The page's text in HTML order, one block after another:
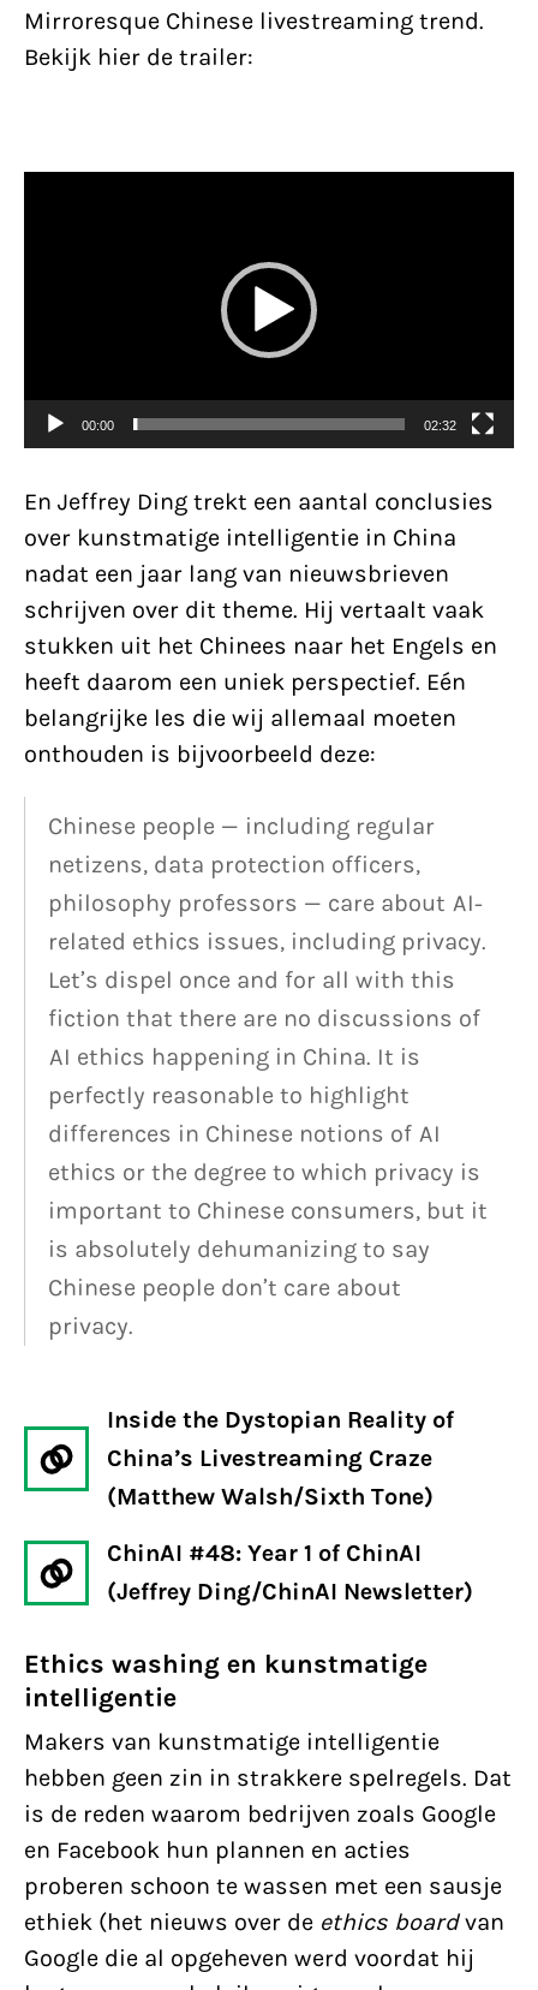
Mirroresque Chinese livestreaming trend.
Bekijk hier de trailer:
00:00 02:32
En Jeffrey Ding trekt een aantal conclusies
over kunstmatige intelligentie in China
nadat een jaar lang van nieuwsbrieven
schrijven over dit theme. Hij vertaalt vaak
stukken uit het Chinees naar het Engels en
heeft daarom een uniek perspectief. Eén
belangrijke les die wij allemaal moeten
onthouden is bijvoorbeeld deze:
Chinese people — including regular
netizens, data protection officers,
philosophy professors — care about AI-
related ethics issues, including privacy.
Let’s dispel once and for all with this
fiction that there are no discussions of
AI ethics happening in China. It is
perfectly reasonable to highlight
differences in Chinese notions of AI
ethics or the degree to which privacy is
important to Chinese consumers, but it
is absolutely dehumanizing to say
Chinese people don’t care about
privacy.
Inside the Dystopian Reality of
China’s Livestreaming Craze
(Matthew Walsh/Sixth Tone)
ChinAI #48: Year 1 of ChinAI
(Jeffrey Ding/ChinAI Newsletter)
Ethics washing en kunstmatige
intelligentie
Makers van kunstmatige intelligentie
hebben geen zin in strakkere spelregels. Dat
is de reden waarom bedrijven zoals Google
en Facebook hun plannen en acties
proberen schoon te wassen met een sausje
ethiek (het nieuws over de ethics boardvan
Google die al opgeheven werd voordat hij